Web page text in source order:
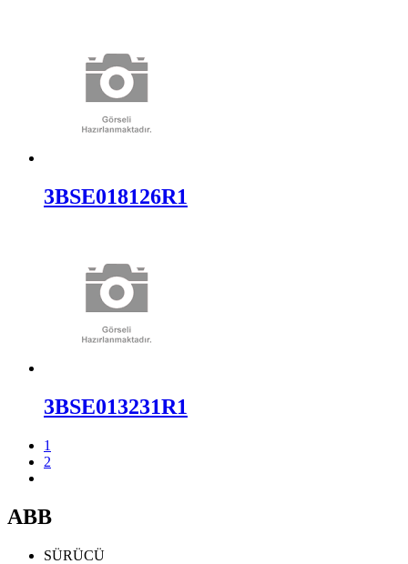
3BSE018126R1
3BSE013231R1
1
2
ABB
SÜRÜCÜ